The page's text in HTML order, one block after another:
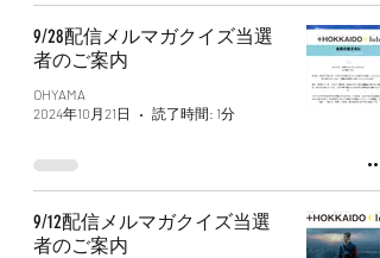
9/28配信メルマガクイズ当選
者のご案内
OHYAMA
2024年10月21日
読了時間: 1分
9/12配信メルマガクイズ当選
者のご案内